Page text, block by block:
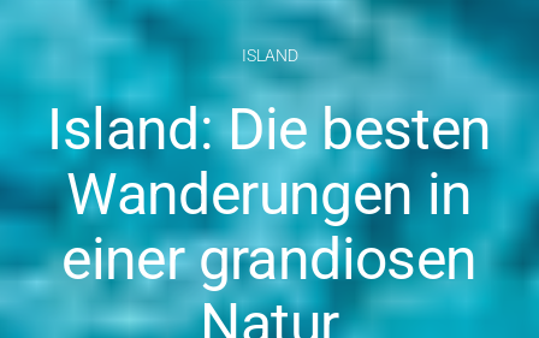
ISLAND
Island: Die besten
Wanderungen in
einer grandiosen
Natur